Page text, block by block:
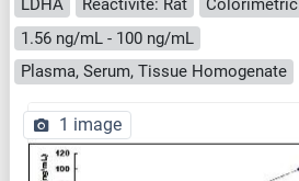
LDHA Reactivité: Rat Colorimetric
1.56 ng/mL - 100 ng/mL
Plasma, Serum, Tissue Homogenate
1 image